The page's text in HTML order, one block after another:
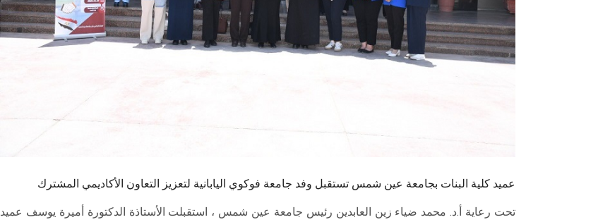
عميد كلية البنات بجامعة عين شمس تستقبل وفد جامعة فوكوي اليابانية لتعزيز التعاون الأكاديمي المشترك
تحت رعاية أ.د. محمد ضياء زين العابدين رئيس جامعة عين شمس ، استقبلت الأستاذة الدكتورة أميرة يوسف عميد